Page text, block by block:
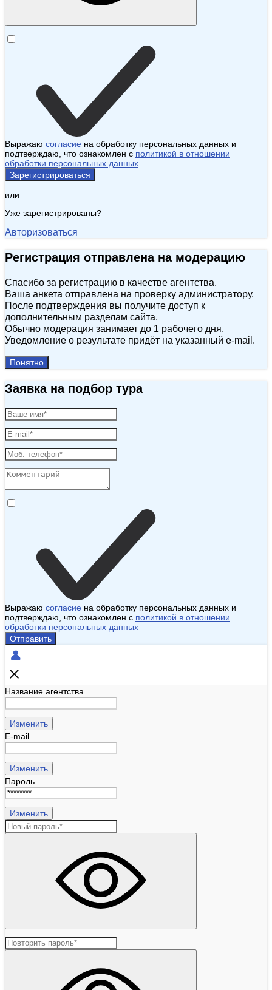
Выражаю согласие на обработку персональных данных и
подтверждаю, что ознакомлен с политикой в отношении
обработки персональных данных
Зарегистрироваться
или
Уже зарегистрированы?
Авторизоваться
Регистрация отправлена на модерацию
Спасибо за регистрацию в качестве агентства.
Ваша анкета отправлена на проверку администратору.
После подтверждения вы получите доступ к
дополнительным разделам сайта.
Обычно модерация занимает до 1 рабочего дня.
Уведомление о результате придёт на указанный e‑mail.
Понятно
Заявка на подбор тура
Выражаю согласие на обработку персональных данных и
подтверждаю, что ознакомлен с политикой в отношении
обработки персональных данных
Отправить
Название агентства
Изменить
E-mail
Изменить
Пароль
Изменить